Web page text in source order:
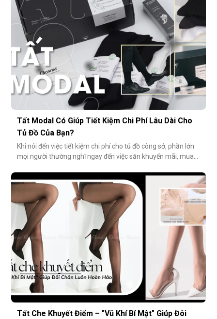
lớp tất khiến
Tất Modal Có Giúp Tiết Kiệm Chi Phí Lâu Dài Cho
Tủ Đồ Của Bạn?
Khi nói đến việc tiết kiệm chi phí cho tủ đồ công sở, phần lớn
mọi người thường nghĩ ngay đến việc săn khuyến mãi, mua
cách tiết kiệm bền vững và tinh tế hơn rất nhiều: đầu tư vào
chất lượng từ những món nhỏ nhất. Cụ thể hơn, tất modal
không chỉ
Tất Che Khuyết Điểm – "Vũ Khí Bí Mật" Giúp Đôi